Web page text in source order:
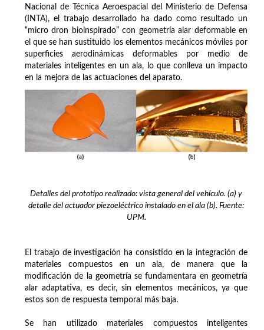
Nacional de Técnica Aeroespacial del Ministerio de Defensa
(INTA), el trabajo desarrollado ha dado como resultado un
“micro dron bioinspirado” con geometría alar deformable en
el que se han sustituido los elementos mecánicos móviles por
superficies aerodinámicas deformables por medio de
materiales inteligentes en un ala, lo que conlleva un impacto
en la mejora de las actuaciones del aparato.
Detalles del prototipo realizado: vista general del vehículo. (a) y
detalle del actuador piezoeléctrico instalado en el ala (b). Fuente:
UPM.
El trabajo de investigación ha consistido en la integración de
materiales compuestos en un ala, de manera que la
modificación de la geometría se fundamentara en geometría
alar adaptativa, es decir, sin elementos mecánicos, ya que
estos son de respuesta temporal más baja.
Se han utilizado materiales compuestos inteligentes